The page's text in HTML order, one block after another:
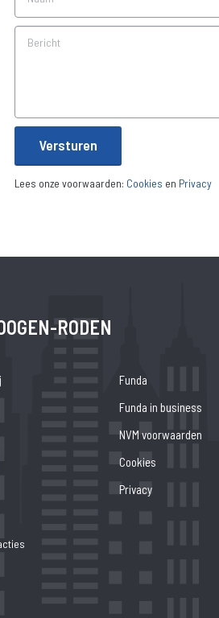
Versturen
Lees onze voorwaarden: Cookies en Privacy
RODEN
Funda
Funda in business
NVM voorwaarden
Cookies
Privacy